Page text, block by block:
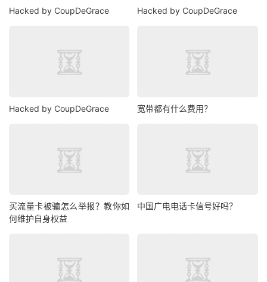
Hacked by CoupDeGrace Hacked by CoupDeGrace
Hacked by CoupDeGrace 宽带都有什么费用？
买流量卡被骗怎么举报？教你如
何维护自身权益
中国广电电话卡信号好吗？